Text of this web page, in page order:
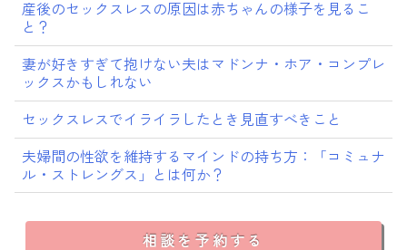
産後のセックスレスの原因は赤ちゃんの様子を見るこ
と？
妻が好きすぎて抱けない夫はマドンナ・ホア・コンプレ
ックスかもしれない
セックスレスでイライラしたとき見直すべきこと
夫婦間の性欲を維持するマインドの持ち方：「コミュナ
ル・ストレングス」とは何か？
相談を予約する